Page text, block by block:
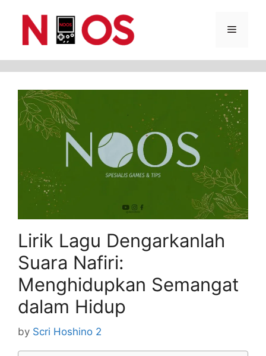
Menu
Lirik Lagu Dengarkanlah
Suara Nafiri:
Menghidupkan Semangat
dalam Hidup
by Scri Hoshino 2